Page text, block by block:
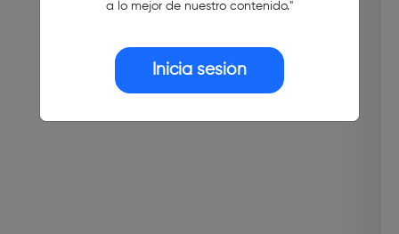
a lo mejor de nuestro contenido."
Inicia sesión